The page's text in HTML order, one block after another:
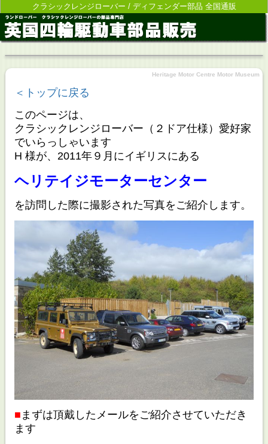
クラシックレンジローバー / ディフェンダー部品 全国通販
Heritage Motor Centre Motor Museum
＜トップに戻る
このページは、
クラシックレンジローバー（２ドア仕様）愛好家
でいらっしゃいます
H 様が、2011年９月にイギリスにある
ヘリテイジモーターセンター
を訪問した際に撮影された写真をご紹介します。
■ まずは頂戴したメールをご紹介させていただき
ます